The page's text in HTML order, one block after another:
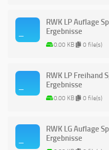
RWK LP Auflage
Ergebnisse
0.00 KB 0 file(s)
RWK LP Freihand
Ergebnisse
0.00 KB 0 file(s)
RWK LG Auflage
Ergebnisse